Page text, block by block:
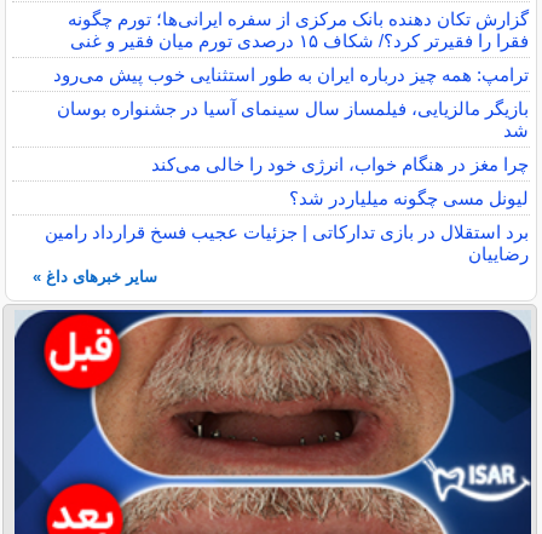
گزارش تکان‌ دهنده بانک مرکزی از سفره ایرانی‌ها؛ تورم چگونه
فقرا را فقیرتر کرد؟/ شکاف ۱۵ درصدی تورم میان فقیر و غنی
ترامپ: همه چیز درباره ایران به طور استثنایی خوب پیش می‌رود
بازیگر مالزیایی، فیلمساز سال سینمای آسیا در جشنواره بوسان
شد
چرا مغز در هنگام خواب، انرژی خود را خالی می‌کند
لیونل مسی چگونه میلیاردر شد؟
برد استقلال در بازی تدارکاتی | جزئیات عجیب فسخ قرارداد رامین
رضاییان
سایر خبرهای داغ »